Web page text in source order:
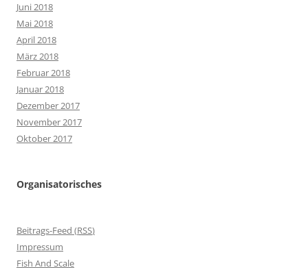
Juni 2018
Mai 2018
April 2018
März 2018
Februar 2018
Januar 2018
Dezember 2017
November 2017
Oktober 2017
Organisatorisches
Beitrags-Feed (RSS)
Impressum
Fish And Scale